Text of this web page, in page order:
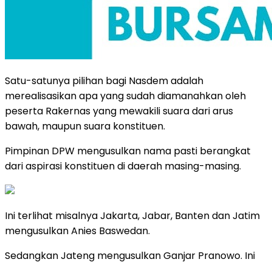
Satu-satunya pilihan bagi Nasdem adalah
merealisasikan apa yang sudah diamanahkan oleh
peserta Rakernas yang mewakili suara dari arus
bawah, maupun suara konstituen.
Pimpinan DPW mengusulkan nama pasti berangkat
dari aspirasi konstituen di daerah masing-masing.
Ini terlihat misalnya Jakarta, Jabar, Banten dan Jatim
mengusulkan Anies Baswedan.
Sedangkan Jateng mengusulkan Ganjar Pranowo. Ini